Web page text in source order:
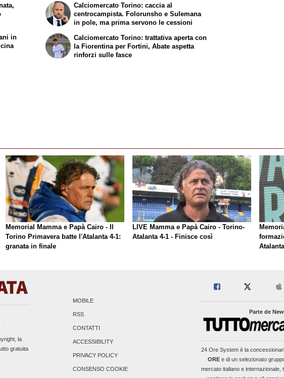
in
Calciomercato Torino: caccia al
centrocampista. Folorunsho e Sulemana
in pole, ma prima servono le cessioni
Calciomercato Torino: trattativa aperta con
la Fiorentina per Fortini, Abate aspetta
rinforzi sulle fasce
Memorial Mamma e Papà Cairo - Il
Torino Primavera batte l'Atalanta 4-1:
granata in finale
LIVE Mamma e Papà Cairo - Torino-
Atalanta 4-1 - Finisce così
Atalanta
la
gratuita
MOBILE
RSS
CONTATTI
ACCESSIBILITY
PRIVACY POLICY
CONSENSO COOKIE
Parte de
24 Ore Systemè la
OREe di un selezionato
mercato italiano e internazionale,